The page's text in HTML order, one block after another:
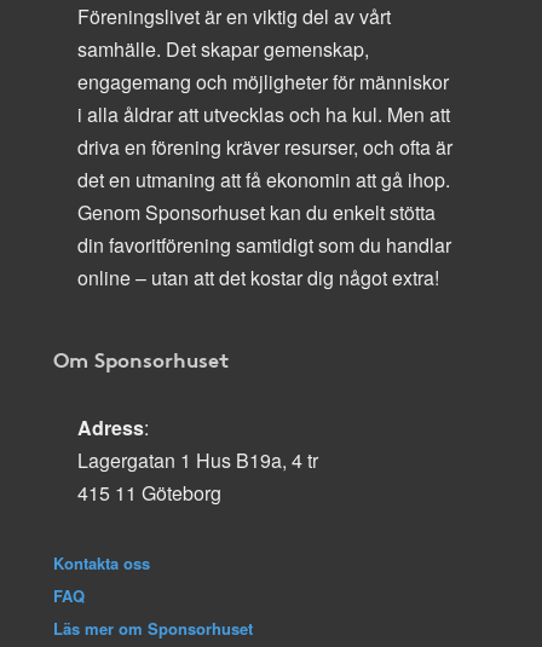
Föreningslivet är en viktig del av vårt
samhälle. Det skapar gemenskap,
engagemang och möjligheter för människor
i alla åldrar att utvecklas och ha kul. Men att
driva en förening kräver resurser, och ofta är
det en utmaning att få ekonomin att gå ihop.
Genom Sponsorhuset kan du enkelt stötta
din favoritförening samtidigt som du handlar
online – utan att det kostar dig något extra!
Om Sponsorhuset
Adress:
Lagergatan 1 Hus B19a, 4 tr
415 11 Göteborg
Kontakta oss
FAQ
Läs mer om Sponsorhuset